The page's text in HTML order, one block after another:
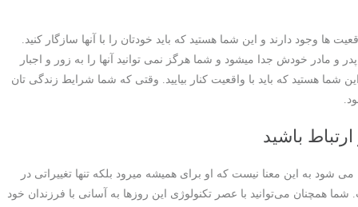
ها وجود دارند و این شما هستید که باید خودتان را با آنها سازگار کنید.
و مادر خودش جدا میشود و شما هرگز نمی توانید آنها را به زور و اجبار
شما هستید که باید با واقعیت کنار بیایید. وقتی که شما شرایط زندگی تان
باشید
شود به این معنا نیست که او برای همیشه میرود بلکه تنها تغییراتی در
همچنان می‌توانید با عصر تکنولوژی این روزها به آسانی با فرزندان خود